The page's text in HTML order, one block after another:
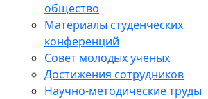
общество
Материалы студенческих
конференций
Совет молодых ученых
Достижения сотрудников
Научно-методические труды